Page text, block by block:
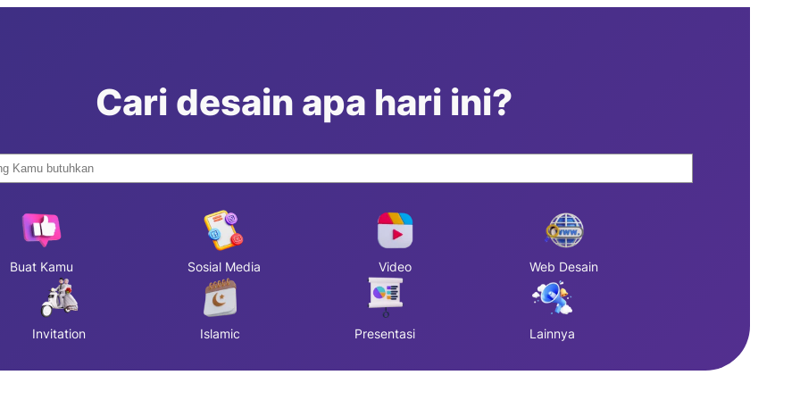
Cari desain apa hari ini?
Buat Kamu Sosial Media Video Web Desain
Invitation Islamic Presentasi Lainnya